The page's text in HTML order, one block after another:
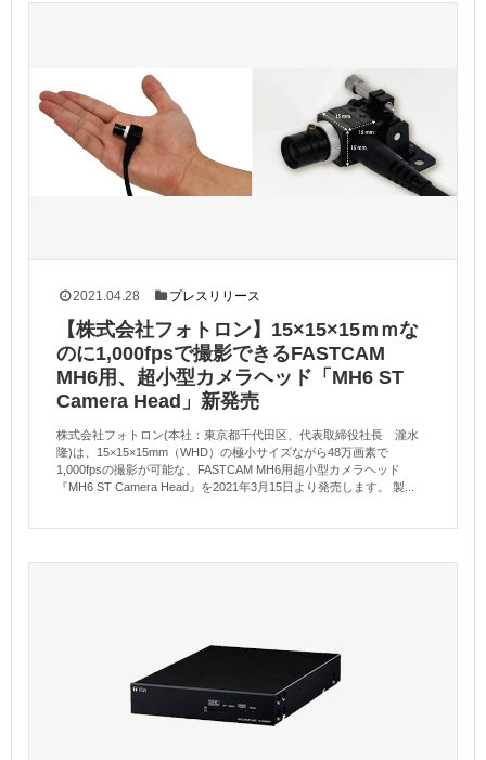
2021.04.28 プレスリリース
【株式会社フォトロン】15×15×15ｍｍな
のに1,000fpsで撮影できるFASTCAM
MH6用、超小型カメラヘッド「MH6 ST
Camera Head」新発売
株式会社フォトロン(本社：東京都千代田区、代表取締役社長 瀧水
隆)は、15×15×15mm（WHD）の極小サイズながら48万画素で
1,000fpsの撮影が可能な、FASTCAM MH6用超小型カメラヘッド
『MH6 ST Camera Head』を2021年3月15日より発売します。 製...